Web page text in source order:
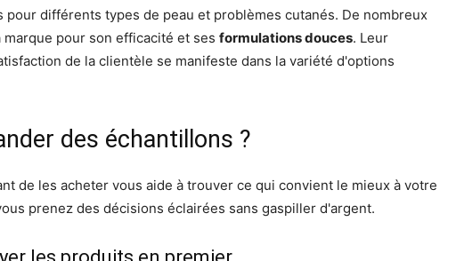
pour différents types de peau et problèmes cutanés. De nombreux
pour son efficacité et ses formulations douces. Leur
de la clientèle se manifeste dans la variété d'options
des échantillons ?
de les acheter vous aide à trouver ce qui convient le mieux à votre
prenez des décisions éclairées sans gaspiller d'argent.